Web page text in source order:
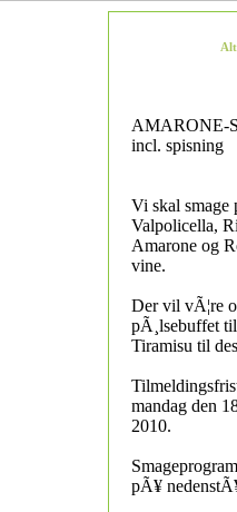
AMARONE-
incl. spisning
Vi skal smage
Valpolicella,
Amarone og
vine.
Der vil vÃ¦re
pÃ¸lsebuffet
Tiramisu til
mandag den
2010.
pÃ¥